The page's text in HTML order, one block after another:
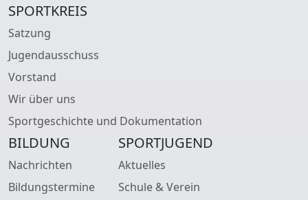
SPORTKREIS
Satzung
Jugendausschuss
Vorstand
Wir über uns
Sportgeschichte und Dokumentation
BILDUNG
Nachrichten
Bildungstermine
SPORTJUGEND
Aktuelles
Schule & Verein